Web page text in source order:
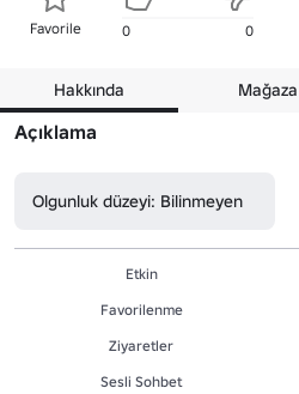
Favorile 0 0
Hakkında Mağaza
Açıklama
Olgunluk düzeyi: Bilinmeyen
Etkin
Favorilenme
Ziyaretler
Sesli Sohbet